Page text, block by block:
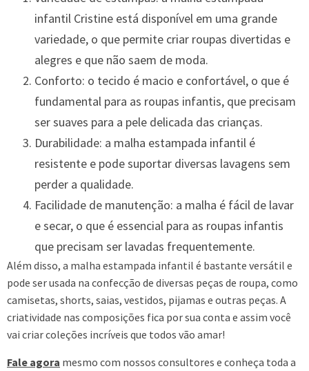
infantil Cristine está disponível em uma grande
variedade, o que permite criar roupas divertidas e
alegres e que não saem de moda.
Conforto: o tecido é macio e confortável, o que é
fundamental para as roupas infantis, que precisam
ser suaves para a pele delicada das crianças.
Durabilidade: a malha estampada infantil é
resistente e pode suportar diversas lavagens sem
perder a qualidade.
Facilidade de manutenção: a malha é fácil de lavar
e secar, o que é essencial para as roupas infantis
que precisam ser lavadas frequentemente.
Além disso, a malha estampada infantil é bastante versátil e
pode ser usada na confecção de diversas peças de roupa, como
camisetas, shorts, saias, vestidos, pijamas e outras peças. A
criatividade nas composições fica por sua conta e assim você
vai criar coleções incríveis que todos vão amar!
Fale agora mesmo com nossos consultores e conheça toda a